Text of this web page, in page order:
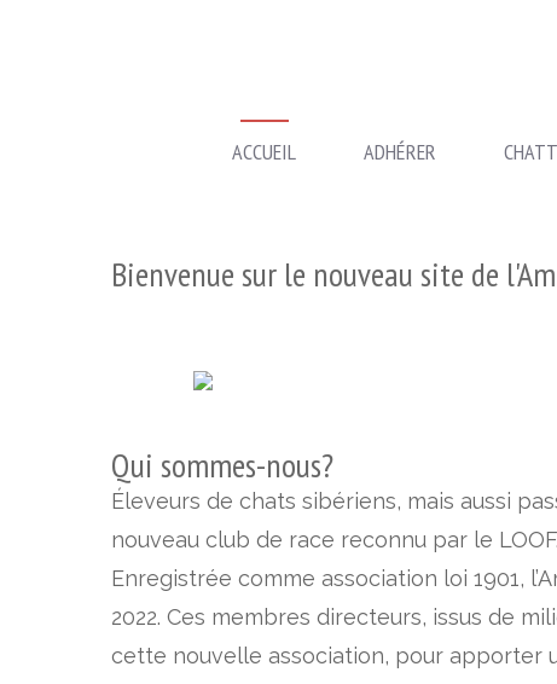
ACCUEIL ADHÉRER
Bienvenue sur le nouveau site de
Qui sommes-nous?
Éleveurs de chats sibériens, mais aussi
nouveau club de race reconnu par le LOOF.
Enregistrée comme association loi 1901,
2022. Ces membres directeurs, issus de
cette nouvelle association, pour apporter